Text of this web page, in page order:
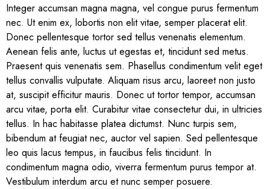
Integer accumsan magna magna, vel congue purus fermentum
nec. Ut enim ex, lobortis non elit vitae, semper placerat elit.
Donec pellentesque tortor sed tellus venenatis elementum.
Aenean felis ante, luctus ut egestas et, tincidunt sed metus.
Praesent quis venenatis sem. Phasellus condimentum velit eget
tellus convallis vulputate. Aliquam risus arcu, laoreet non justo
at, suscipit efficitur mauris. Donec ut tortor tempor, accumsan
arcu vitae, porta elit. Curabitur vitae consectetur dui, in ultricies
tellus. In hac habitasse platea dictumst. Nunc turpis sem,
bibendum at feugiat nec, auctor vel sapien. Sed pellentesque
leo quis lacus tempus, in faucibus felis tincidunt. In
condimentum magna odio, viverra fermentum purus tempor at.
Vestibulum interdum arcu et nunc semper posuere.